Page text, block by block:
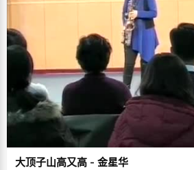
大顶子山高又高 - 金星华